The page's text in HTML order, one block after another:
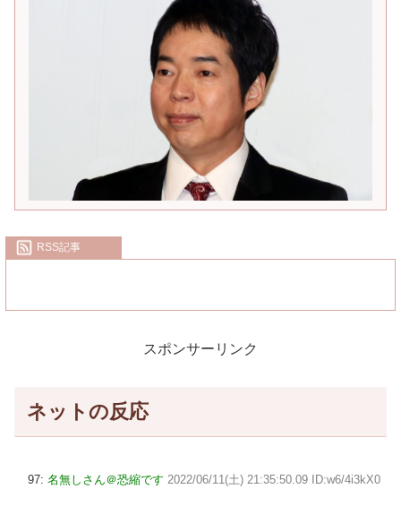
RSS記事
スポンサーリンク
ネットの反応
97: 名無しさん＠恐縮です 2022/06/11(土) 21:35:50.09 ID:w6/4i3kX0